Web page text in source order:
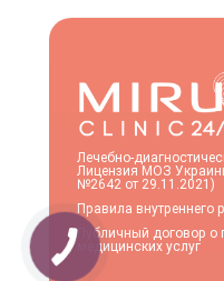
Лечебно-
Лицензия МОЗ
№2642 от 29.11.2021)
Правила внутреннего
Публичный договор о
медицинских услуг